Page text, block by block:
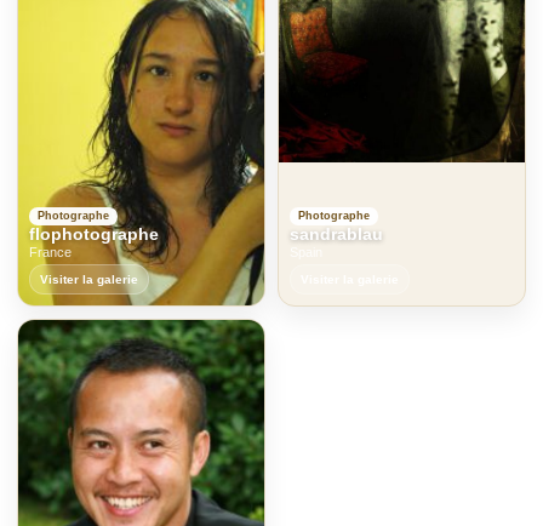
Photographe
flophotographe
France
Visiter la galerie
Photographe
sandrablau